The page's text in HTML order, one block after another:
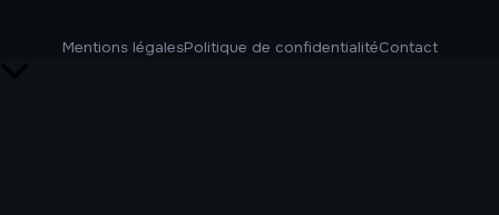
Mentions légalesPolitique de confidentialitéContact